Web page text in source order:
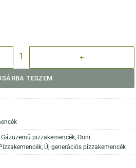
gázüzemű pizzakemence mennyiség
TESZEM
Gázüzemű pizzakemencék, Ooni
, Új generációs pizzakemencék